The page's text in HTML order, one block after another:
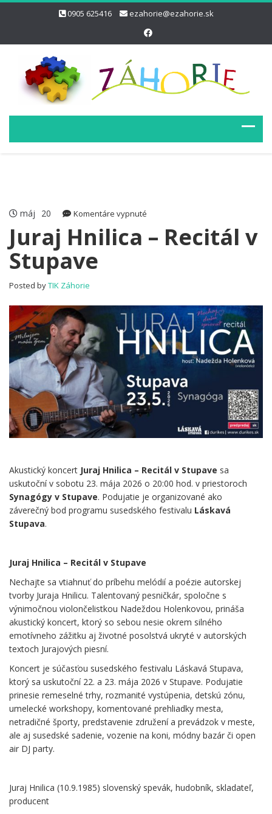
0905 625416 ezahorie@ezahorie.sk
máj 20 Komentáre vypnuté
Hnilica
Juraj Hnilica – Recitál v
Stupave
Posted byTIK Záhorie
Akustický koncert Juraj Hnilica – Recitál v Stupave sa
uskutoční v sobotu 23. mája 2026 o 20:00 hod. v priestoroch
Synagógy v Stupave. Podujatie je organizované ako
záverečný bod programu susedského festivalu Láskavá
Stupava.
Juraj Hnilica – Recitál v Stupave
Nechajte sa vtiahnuť do príbehu melódií a poézie autorskej
tvorby Juraja Hnilicu. Talentovaný pesničkár, spoločne s
výnimočnou violončelistkou Nadeždou Holenkovou, prináša
akustický koncert, ktorý so sebou nesie okrem silného
emotívneho zážitku aj životné posolstvá ukryté v autorských
textoch Jurajových piesní.
Koncert je súčasťou susedského festivalu Láskavá Stupava,
ktorý sa uskutoční 22. a 23. mája 2026 v Stupave. Podujatie
prinesie remeselné trhy, rozmanité vystúpenia, detskú zónu,
umelecké workshopy, komentované prehliadky mesta,
netradičné športy, predstavenie združení a prevádzok v meste,
ale aj susedské sadenie, vozenie na koni, módny bazár či open
air DJ party.
Juraj Hnilica (10.9.1985) slovenský spevák, hudobník, skladateľ,
producent